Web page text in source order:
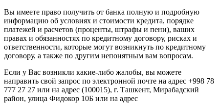
Вы имеете право получить от банка полную и подробную
информацию об условиях и стоимости кредита, порядке
платежей и расчетов (проценты, штрафы и пени), ваших
правах и обязанностях по кредитному договору, рисках и
ответственности, которые могут возникнуть по кредитному
договору, а также по другим непонятным вам вопросам.
Если у Вас возникли какие-либо жалобы, вы можете
направить свой запрос по электронной почте на адрес +998 78
777 27 27 или на адрес (100015), г. Ташкент, Мирабадский
район, улица Фидокор 10Б или на адрес